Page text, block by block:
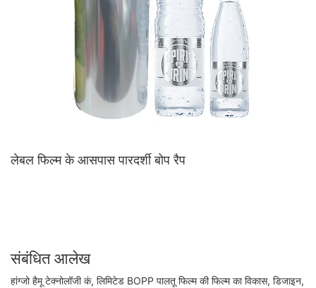
लेबल फिल्म के आसपास पारदर्शी बोप रैप
संबंधित आलेख
हांग्जो हैमू टेक्नोलॉजी कं, लिमिटेड BOPP पालतू फिल्म की फिल्म का विकास, डिजाइन,